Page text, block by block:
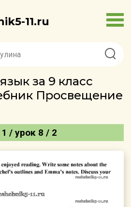
11.ru
за 9 класс
Просвещение
/ урок 8 / 2